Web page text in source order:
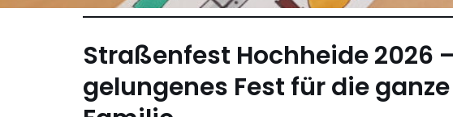
Straßenfest Hochheide 2026
gelungenes Fest für die ganze